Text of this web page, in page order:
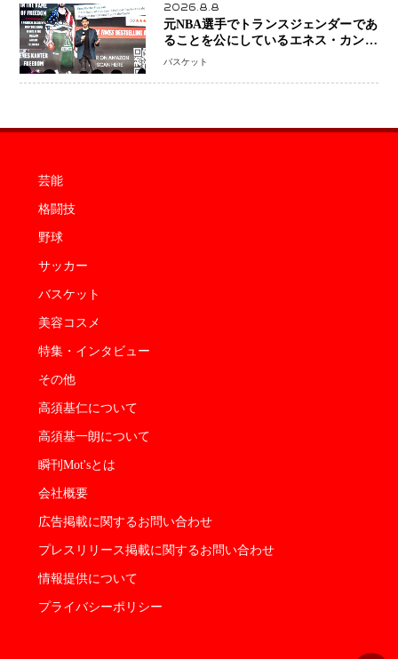
2026.8.8
元NBA選手でトランスジェンダーであ
ることを公にしているエネス・カンタ
ーがWNBAドラフト参戦を表明「参加
の背景に女子スポーツを巡る議論
バスケット
芸能
格闘技
野球
サッカー
バスケット
美容コスメ
特集・インタビュー
その他
高須基仁について
高須基一朗について
瞬刊Mot'sとは
会社概要
広告掲載に関するお問い合わせ
プレスリリース掲載に関するお問い合わせ
情報提供について
プライバシーポリシー